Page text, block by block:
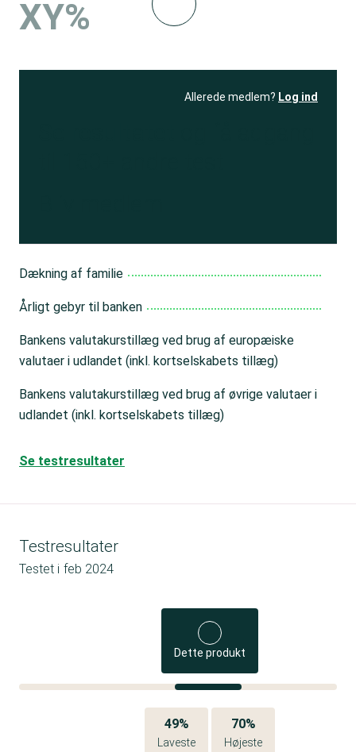
XY%
Allerede medlem? Log ind
Dækning af familie
Årligt gebyr til banken
Bankens valutakurstillæg ved brug af europæiske
valutaer i udlandet (inkl. kortselskabets tillæg)
Bankens valutakurstillæg ved brug af øvrige valutaer i
udlandet (inkl. kortselskabets tillæg)
Se testresultater
Testresultater
Testet i feb 2024
Dette produkt
49%
Laveste
70%
Højeste